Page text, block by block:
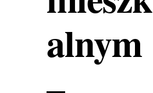
alnym